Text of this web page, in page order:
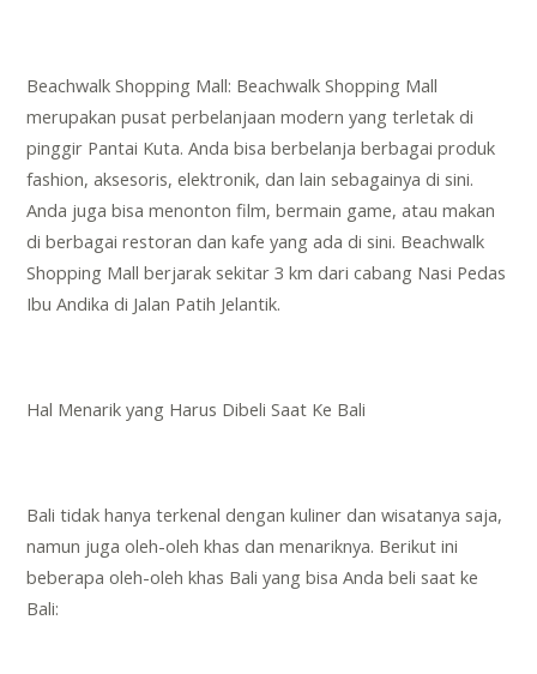
Beachwalk Shopping Mall: Beachwalk Shopping Mall
merupakan pusat perbelanjaan modern yang terletak di
pinggir Pantai Kuta. Anda bisa berbelanja berbagai produk
fashion, aksesoris, elektronik, dan lain sebagainya di sini.
Anda juga bisa menonton film, bermain game, atau makan
di berbagai restoran dan kafe yang ada di sini. Beachwalk
Shopping Mall berjarak sekitar 3 km dari cabang Nasi Pedas
Ibu Andika di Jalan Patih Jelantik.
Hal Menarik yang Harus Dibeli Saat Ke Bali
Bali tidak hanya terkenal dengan kuliner dan wisatanya saja,
namun juga oleh-oleh khas dan menariknya. Berikut ini
beberapa oleh-oleh khas Bali yang bisa Anda beli saat ke
Bali: